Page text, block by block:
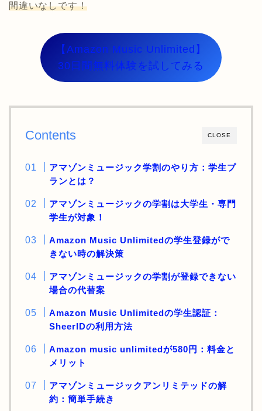
間違いなしです！
【Amazon Music Unlimited】
30日間無料体験を試してみる
CLOSE
Contents
アマゾンミュージック学割のやり方：学生プ
ランとは？
アマゾンミュージックの学割は大学生・専門
学生が対象！
Amazon Music Unlimitedの学生登録がで
きない時の解決策
アマゾンミュージックの学割が登録できない
場合の代替案
Amazon Music Unlimitedの学生認証：
SheerIDの利用方法
Amazon music unlimitedが580円：料金と
メリット
アマゾンミュージックアンリミテッドの解
約：簡単手続き